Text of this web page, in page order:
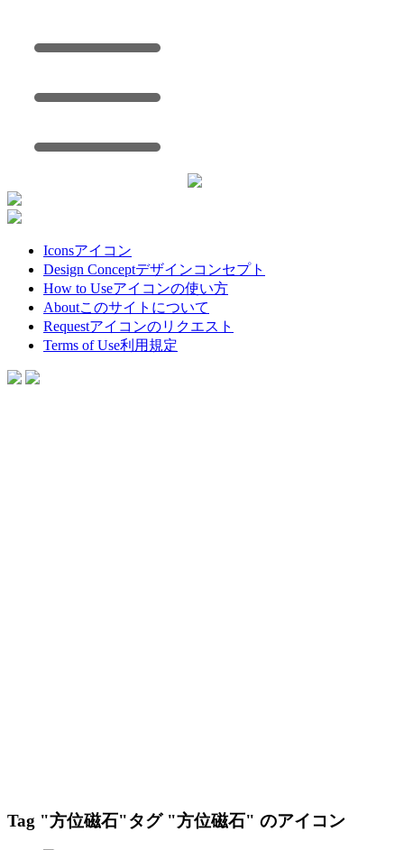
Iconsアイコン
Design Conceptデザインコンセプト
How to Useアイコンの使い方
Aboutこのサイトについて
Requestアイコンのリクエスト
Terms of Use利用規定
Tag "方位磁石"タグ "方位磁石" のアイコン